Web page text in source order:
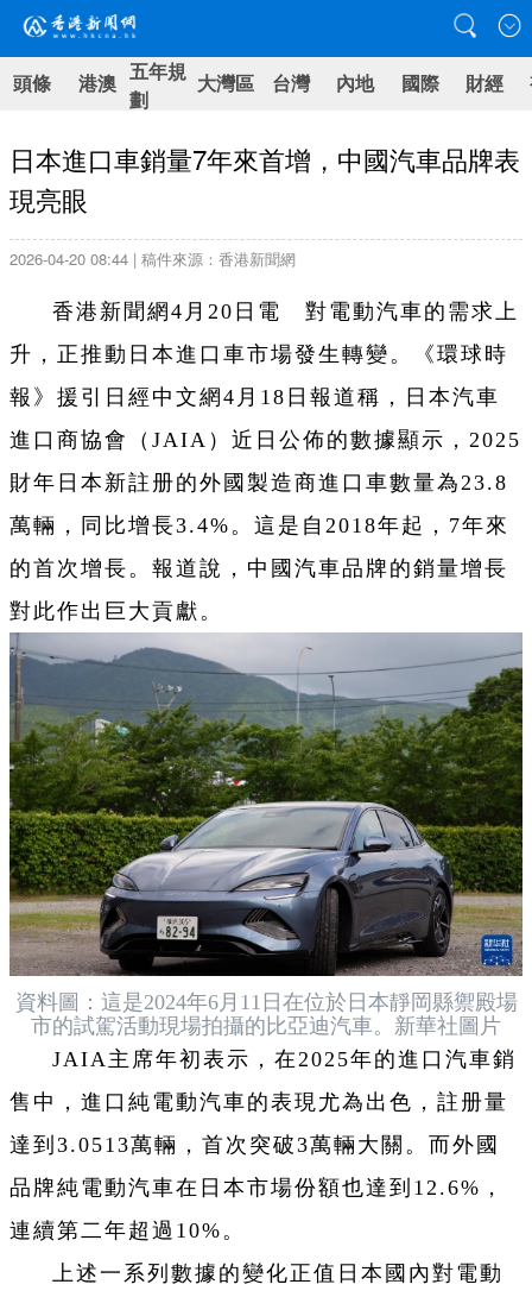
頭條 港澳 五年規
劃
大灣區 台灣 內地 國際 財經
日本進口車銷量7年來首增，中國汽車品牌表
現亮眼
2026-04-20 08:44 | 稿件來源：香港新聞網
香港新聞網4月20日電 對電動汽車的需求上
升，正推動日本進口車市場發生轉變。《環球時
報》援引日經中文網4月18日報道稱，日本汽車
進口商協會（JAIA）近日公佈的數據顯示，2025
財年日本新註册的外國製造商進口車數量為23.8
萬輛，同比增長3.4%。這是自2018年起，7年來
的首次增長。報道說，中國汽車品牌的銷量增長
對此作出巨大貢獻。
資料圖：這是2024年6月11日在位於日本靜岡縣禦殿場
市的試駕活動現場拍攝的比亞迪汽車。新華社圖片
JAIA主席年初表示，在2025年的進口汽車銷
售中，進口純電動汽車的表現尤為出色，註册量
達到3.0513萬輛，首次突破3萬輛大關。而外國
品牌純電動汽車在日本市場份額也達到12.6%，
連續第二年超過10%。
上述一系列數據的變化正值日本國內對電動